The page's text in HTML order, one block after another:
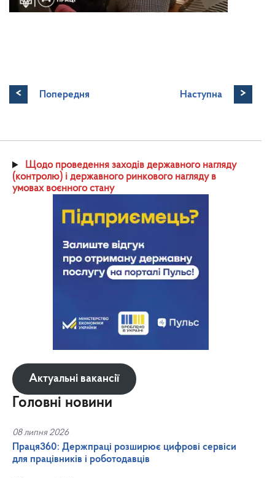
< Попередня Наступна >
Щодо проведення заходів державного нагляду
(контролю) і державного ринкового нагляду в
умовах воєнного стану
Актуальні вакансії
Головні новини
08 липня 2026
Праця360: Держпраці розширює цифрові сервіси
для працівників і роботодавців